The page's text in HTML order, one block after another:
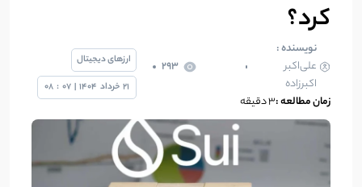
کرد؟
نویسنده :
علی‌اکبر
اکبرزاده
293
زمان مطالعه :3 دقیقه
ارزهای دیجیتال
21 خرداد 1404
|
07
:
08